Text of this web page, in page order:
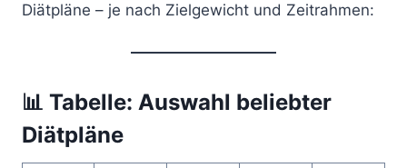
Diätpläne – je nach Zielgewicht und Zeitrahmen:
📊 Tabelle: Auswahl beliebter
Diätpläne